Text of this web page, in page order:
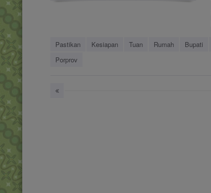
Pastikan Kesiapan Tuan Rumah Bupati
Porprov